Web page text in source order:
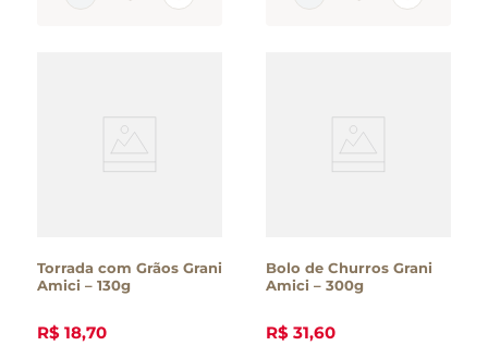
Torrada com Grãos Grani
Amici – 130g
R$ 18,70
Bolo de Churros Grani
Amici – 300g
R$ 31,60